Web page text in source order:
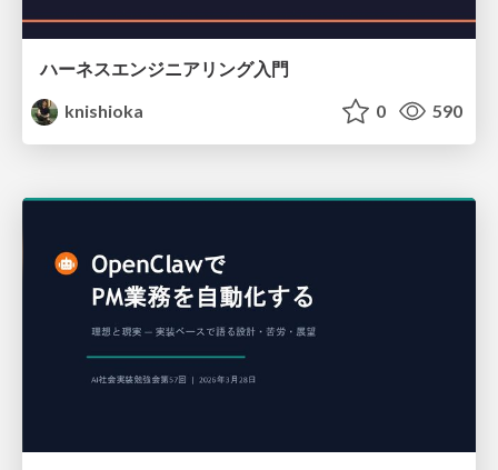
ハーネスエンジニアリング入門
knishioka
0 590